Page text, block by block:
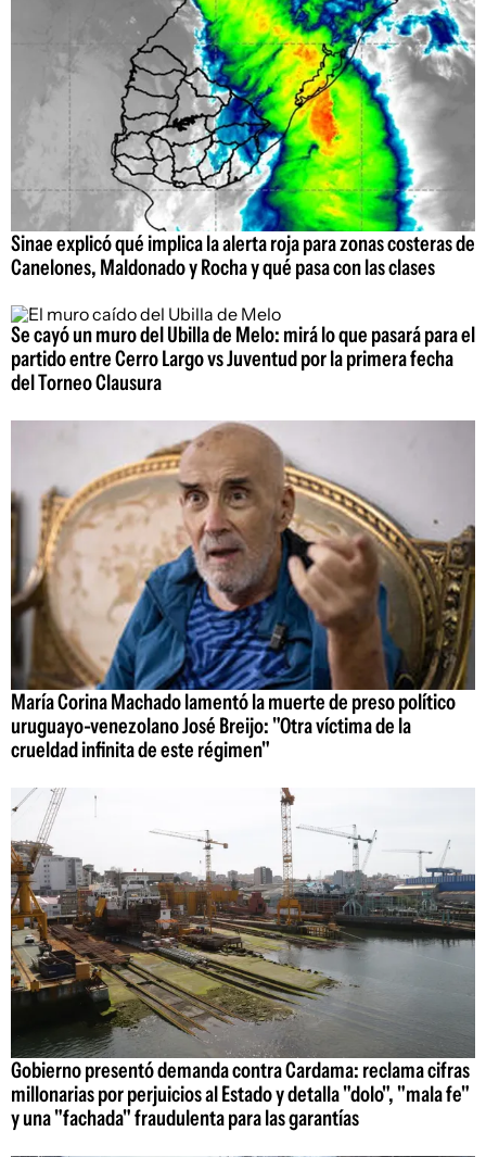
Sinae explicó qué implica la alerta roja para zonas costeras de
Canelones, Maldonado y Rocha y qué pasa con las clases
Se cayó un muro del Ubilla de Melo: mirá lo que pasará para el
partido entre Cerro Largo vs Juventud por la primera fecha
del Torneo Clausura
María Corina Machado lamentó la muerte de preso político
uruguayo-venezolano José Breijo: "Otra víctima de la
crueldad infinita de este régimen"
Gobierno presentó demanda contra Cardama: reclama cifras
millonarias por perjuicios al Estado y detalla "dolo", "mala fe"
y una "fachada" fraudulenta para las garantías